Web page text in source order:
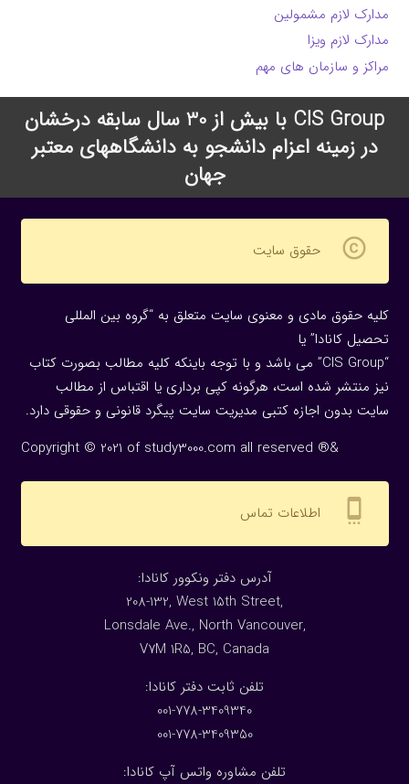
مدارک لازم مشمولین
مدارک لازم ویزا
مراکز و سازمان های مهم
CIS Group با بیش از 30 سال سابقه درخشان
در زمینه اعزام دانشجو به دانشگاههای معتبر
جهان
copyright حقوق سایت
کلیه حقوق مادی و معنوی سایت متعلق به “گروه بین المللی
تحصیل کانادا” یا
“CIS Group” می باشد و با توجه باینکه کلیه مطالب بصورت کتاب
نیز منتشر شده است، هرگونه كپی برداری یا اقتباس از مطالب
سایت بدون اجازه كتبی مدیریت سایت پیگرد قانونی و حقوقی دارد.
Copyright © 2021 of study3000.com all reserved ®&
settings_cell اطلاعات تماس
:آدرس دفتر ونکوور کانادا
208-132, West 15th Street,
Lonsdale Ave., North Vancouver,
V7M 1R5, BC, Canada
:تلفن ثابت دفتر کانادا
001-778-3409340
001-778-3409350
تلفن مشاوره واتس آپ کانادا: